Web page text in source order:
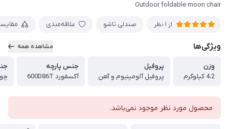
Outdoor foldable moon chair
از 1 نظر صندلی تاشو علاقه‌مندی
ویژگی‌ها مشاهده همه
وزن
4.2 کیلوگرم
پروفیل
پروفیل آلومینیوم و آهن
جنس پارچه
آکسفورد 600D86T
محصول مورد نظر موجود نمی‌باشد.